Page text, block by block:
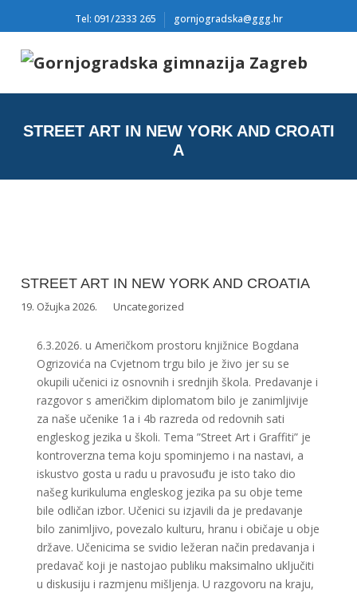
Tel: 091/2333 265 gornjogradska@ggg.hr
STREET ART IN NEW YORK AND CROATI
A
STREET ART IN NEW YORK AND CROATIA
19. Ožujka 2026. Uncategorized
6.3.2026. u Američkom prostoru knjižnice Bogdana
Ogrizovića na Cvjetnom trgu bilo je živo jer su se
okupili učenici iz osnovnih i srednjih škola. Predavanje i
razgovor s američkim diplomatom bilo je zanimljivije
za naše učenike 1a i 4b razreda od redovnih sati
engleskog jezika u školi. Tema ”Street Art i Graffiti” je
kontroverzna tema koju spominjemo i na nastavi, a
iskustvo gosta u radu u pravosuđu je isto tako dio
našeg kurikuluma engleskog jezika pa su obje teme
bile odličan izbor. Učenici su izjavili da je predavanje
bilo zanimljivo, povezalo kulturu, hranu i običaje u obje
države. Učenicima se svidio ležeran način predavanja i
predavač koji je nastojao publiku maksimalno uključiti
u diskusiju i razmjenu mišljenja. U razgovoru na kraju,